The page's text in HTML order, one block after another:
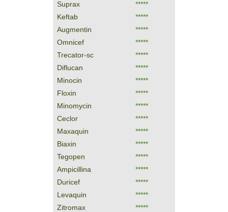
Suprax
*****
Keftab
*****
Augmentin
*****
Omnicef
*****
Trecator-sc
*****
Diflucan
*****
Minocin
*****
Floxin
*****
Minomycin
*****
Ceclor
*****
Maxaquin
*****
Biaxin
*****
Tegopen
*****
Ampicillina
*****
Duricef
*****
Levaquin
*****
Zitromax
*****